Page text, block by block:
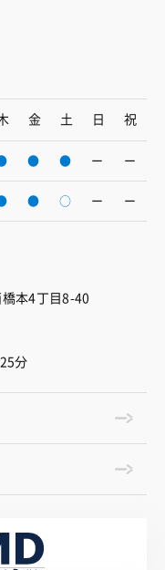
金 土 日 祝
● ● ー ー
● ○ ー ー
本4丁目8-40
分